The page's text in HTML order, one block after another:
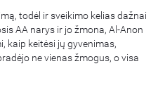
todėl ir sveikimo kelias dažnai
AA narys ir jo žmona, Al-Anon
kaip keitėsi jų gyvenimas,
ne vienas žmogus, o visa